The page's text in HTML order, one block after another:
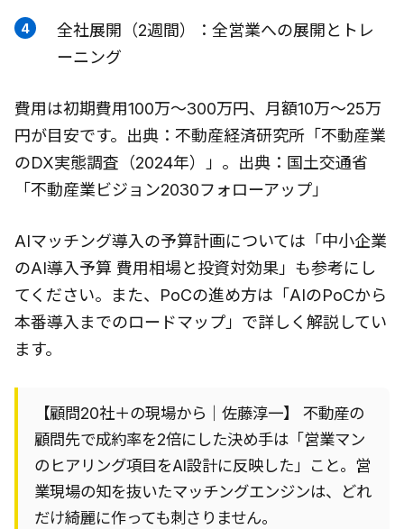
全社展開（2週間）：全営業への展開とトレ
ーニング
費用は初期費用100万〜300万円、月額10万〜25万
円が目安です。出典：不動産経済研究所「不動産業
のDX実態調査（2024年）」。出典：国土交通省
「不動産業ビジョン2030フォローアップ」
AIマッチング導入の予算計画については「中小企業
のAI導入予算 費用相場と投資対効果」も参考にし
てください。また、PoCの進め方は「AIのPoCから
本番導入までのロードマップ」で詳しく解説してい
ます。
【顧問20社＋の現場から｜佐藤淳一】 不動産の
顧問先で成約率を2倍にした決め手は「営業マン
のヒアリング項目をAI設計に反映した」こと。営
業現場の知を抜いたマッチングエンジンは、どれ
だけ綺麗に作っても刺さりません。